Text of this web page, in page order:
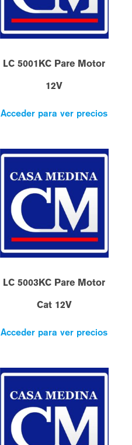
LC 5001KC Pare Motor
12V
Acceder para ver precios
LC 5003KC Pare Motor
Cat 12V
Acceder para ver precios